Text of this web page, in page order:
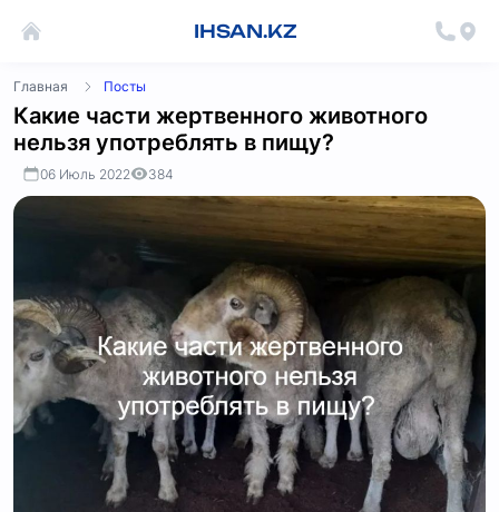
IHSAN.KZ
Главная Посты
Какие части жертвенного животного
нельзя употреблять в пищу?
06 Июль 2022 384